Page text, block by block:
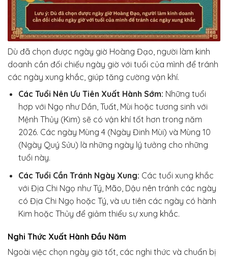
Dù đã chọn được ngày giờ Hoàng Đạo, người làm kinh
doanh cần đối chiếu ngày giờ với tuổi của mình để tránh
các ngày xung khắc, giúp tăng cường vận khí.
Các Tuổi Nên Ưu Tiên Xuất Hành Sớm: Những tuổi
hợp với Ngọ như Dần, Tuất, Mùi hoặc tương sinh với
Mệnh Thủy (Kim) sẽ có vận khí tốt hơn trong năm
2026. Các ngày Mùng 4 (Ngày Đinh Mùi) và Mùng 10
(Ngày Quý Sửu) là những ngày lý tưởng cho những
tuổi này.
Các Tuổi Cần Tránh Ngày Xung: Các tuổi xung khắc
với Địa Chi Ngọ như Tý, Mão, Dậu nên tránh các ngày
có Địa Chi Ngọ hoặc Tý, và ưu tiên các ngày có hành
Kim hoặc Thủy để giảm thiểu sự xung khắc.
Nghi Thức Xuất Hành Đầu Năm
Ngoài việc chọn ngày giờ tốt, các nghi thức và chuẩn bị